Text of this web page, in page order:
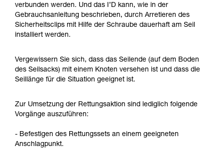
verbunden werden. Und das I’D kann, wie in der
Gebrauchsanleitung beschrieben, durch Arretieren des
Sicherheitsclips mit Hilfe der Schraube dauerhaft am Seil
installiert werden.
Vergewissern Sie sich, dass das Seilende (auf dem Boden
des Seilsacks) mit einem Knoten versehen ist und dass die
Seillänge für die Situation geeignet ist.
Zur Umsetzung der Rettungsaktion sind lediglich folgende
Vorgänge auszuführen:
- Befestigen des Rettungssets an einem geeigneten
Anschlagpunkt.